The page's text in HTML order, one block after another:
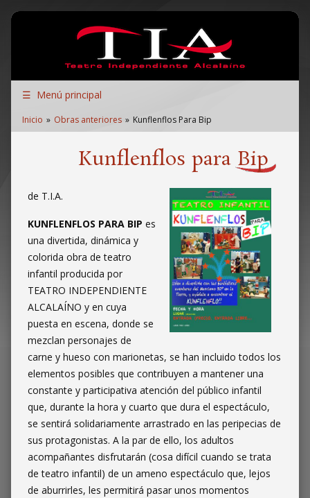
Pasar al contenido principal
Teatro Independiente Alcalaíno
☰ Menú principal
Enlaces
de
navegación
Inicio Obras anteriores Kunflenflos Para Bip
Kunflenflos para Bip
de T.I.A.
KUNFLENFLOS PARA BIP es
una divertida, dinámica y
colorida obra de teatro
infantil producida por
TEATRO INDEPENDIENTE
ALCALAÍNO y en cuya
puesta en escena, donde se
mezclan personajes de
carne y hueso con marionetas, se han incluido todos los
elementos posibles que contribuyen a mantener una
constante y participativa atención del público infantil
que, durante la hora y cuarto que dura el espectáculo,
se sentirá solidariamente arrastrado en las peripecias de
sus protagonistas. A la par de ello, los adultos
acompañantes disfrutarán (cosa difícil cuando se trata
de teatro infantil) de un ameno espectáculo que, lejos
de aburrirles, les permitirá pasar unos momentos